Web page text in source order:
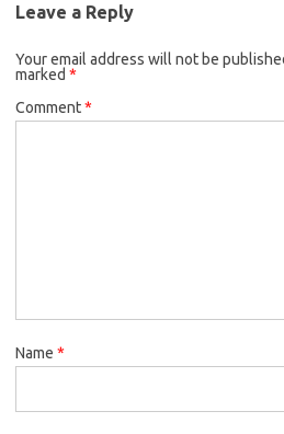
Leave a Reply
Your email address will not be
marked *
Comment*
Name *